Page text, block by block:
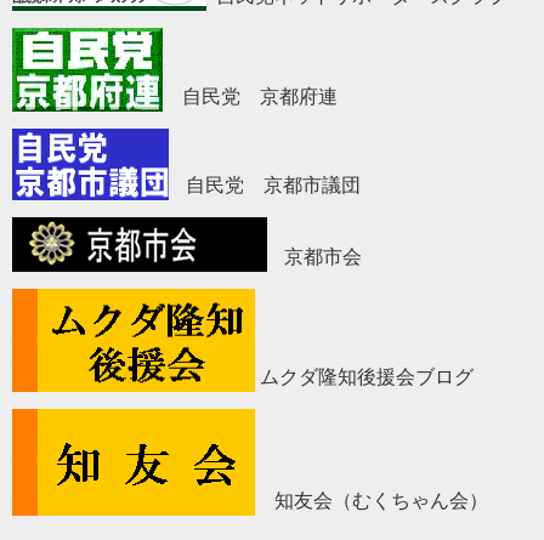
自民党 京都府連
自民党 京都市議団
京都市会
ムクダ隆知後援会ブログ
知友会（むくちゃん会）